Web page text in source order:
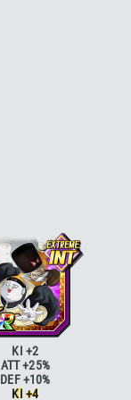
KI +2
ATT +25%
DEF +10%
KI +4